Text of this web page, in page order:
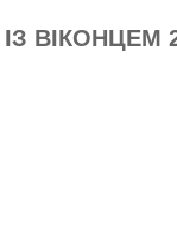
ВІКОНЦЕМ